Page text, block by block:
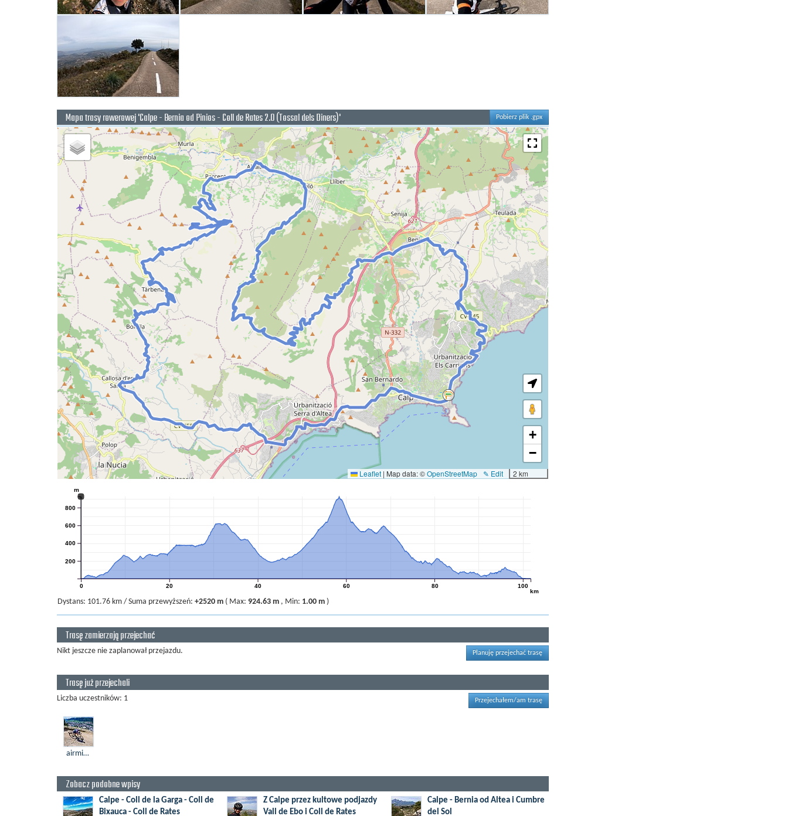
Pobierz plik .gpx
Mapa trasy rowerowej 'Calpe - Bernia od Pinios - Coll de Rates 2.0 (Tossal dels Diners)'
+
−
2 km
✎ Edit
Leaflet | Map data: ©OpenStreetMap
0 20 40 60 80 100
km
200
400
600
800
m
Dystans: 101.76 km /Suma przewyższeń: +2520 m ( Max: 924.63 m , Min: 1.00 m )
Trasę zamierzają przejechać
Planuję przejechać trasę
Nikt jeszcze nie zaplanował przejazdu.
Trasę już przejechali
Przejechałem/am trasę
Liczba uczestników: 1
airmisio
Zobacz podobne wpisy
Calpe - Coll de la Garga - Coll de
Bixauca - Coll de Rates
Z Calpe przez kultowe podjazdy
Vall de Ebo i Coll de Rates
Calpe - Bernia od Altea i Cumbre
del Sol